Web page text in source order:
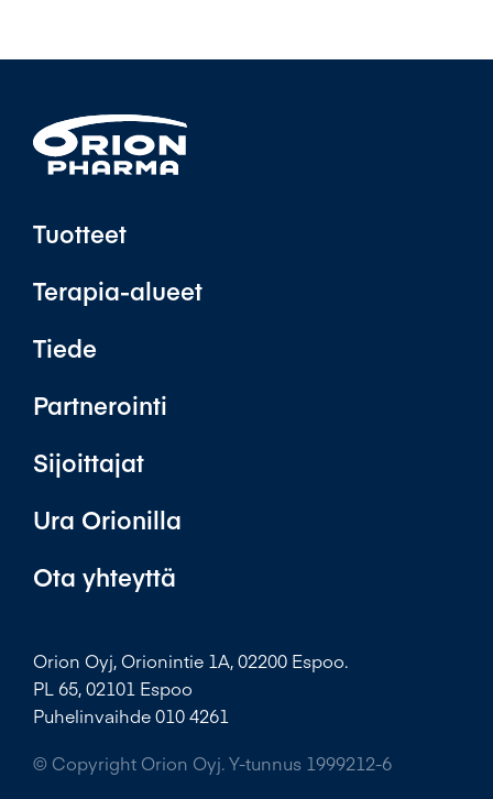
Tuotteet
Terapia-alueet
Tiede
Partnerointi
Sijoittajat
Ura Orionilla
Ota yhteyttä
Orion Oyj, Orionintie 1A, 02200 Espoo.
PL 65, 02101 Espoo
Puhelinvaihde 010 4261
© Copyright Orion Oyj. Y-tunnus 1999212-6